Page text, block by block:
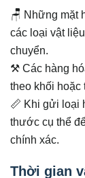
🪑 Những mặt
các loại vật
chuyển.
⚒️ Các hàng
theo khối
📏 Khi gửi loại
thước cụ thể
chính xác.
Thời gian